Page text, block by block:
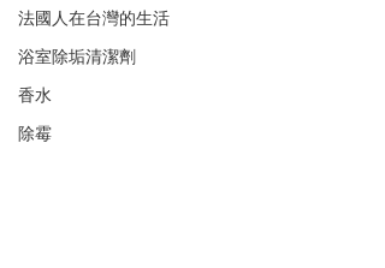
法國人在台灣的生活
浴室除垢清潔劑
香水
除霉